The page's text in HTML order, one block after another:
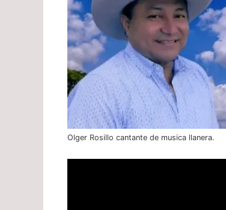
Olger Rosillo cantante de musica llanera.